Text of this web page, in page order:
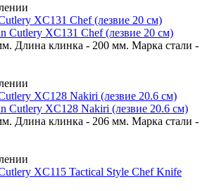
XC131 Chef (лезвие 20 см)
Длина клинка - 200 мм. Марка стали -
XC128 Nakiri (лезвие 20.6 см)
Длина клинка - 206 мм. Марка стали -
XC115 Tactical Style Chef Knife